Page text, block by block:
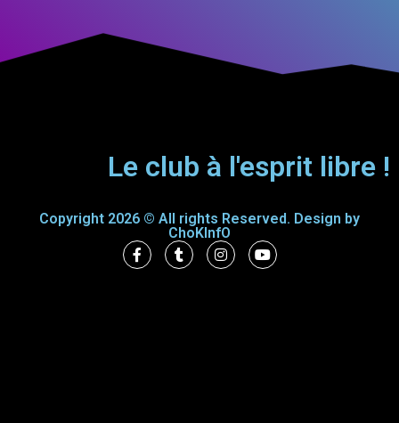
Le club à l'esprit libre !
Copyright 2026 © All rights Reserved. Design by
ChoKInfO